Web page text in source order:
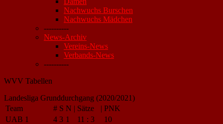
Nachwuchs Burschen
Nachwuchs Mädchen
----------
News-Archiv
Vereins-News
Verbands-News
----------
WVV Tabellen
Landesliga Grunddurchgang (2020/2021)
Team
# S N | Sätze | PNK
UAB 1
4 3 1 11 : 3
10